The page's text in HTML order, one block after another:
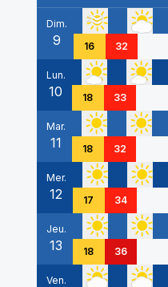
Date
Dim.
9 16 32
Lun.
10 18 33
Mar.
11 18 32
Mer.
12 17 34
Jeu.
13 18 36
Ven.